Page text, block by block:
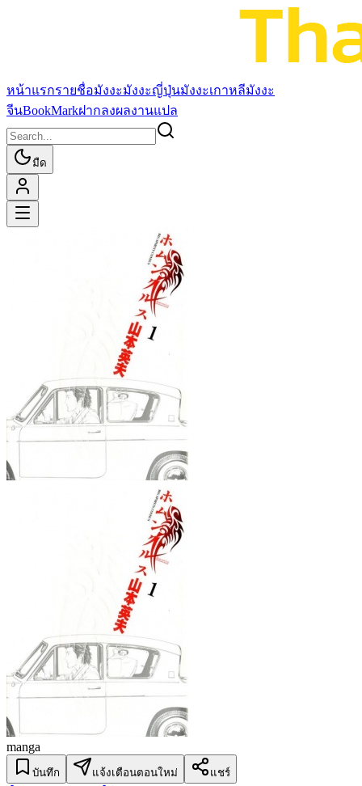
หน้าแรกรายชื่อมังงะมังงะญี่ปุ่นมังงะเกาหลีมังงะ
จีนBookMarkฝากลงผลงานแปล
มืด
manga
บันทึก แจ้งเตือนตอนใหม่ แชร์